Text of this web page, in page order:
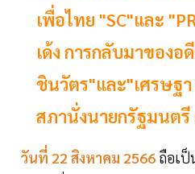
เพื่อไทย "SC"และ
เด้ง การกลับมาของ
ชินวัตร"และ"เศรษฐ
สภานั่งนายกรัฐมนต
วันที่ 22 สิงหาคม 2566 ถือเป็